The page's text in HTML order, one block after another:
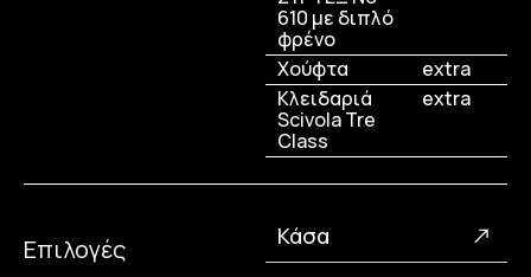
610 με διπλό
φρένο
Χούφτα
extra
Κλειδαριά
Scivola Tre
Class
extra
Επιλογές Κάσα